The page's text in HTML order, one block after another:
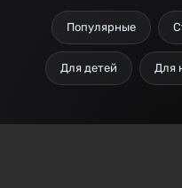
Популярные
Для детей Для